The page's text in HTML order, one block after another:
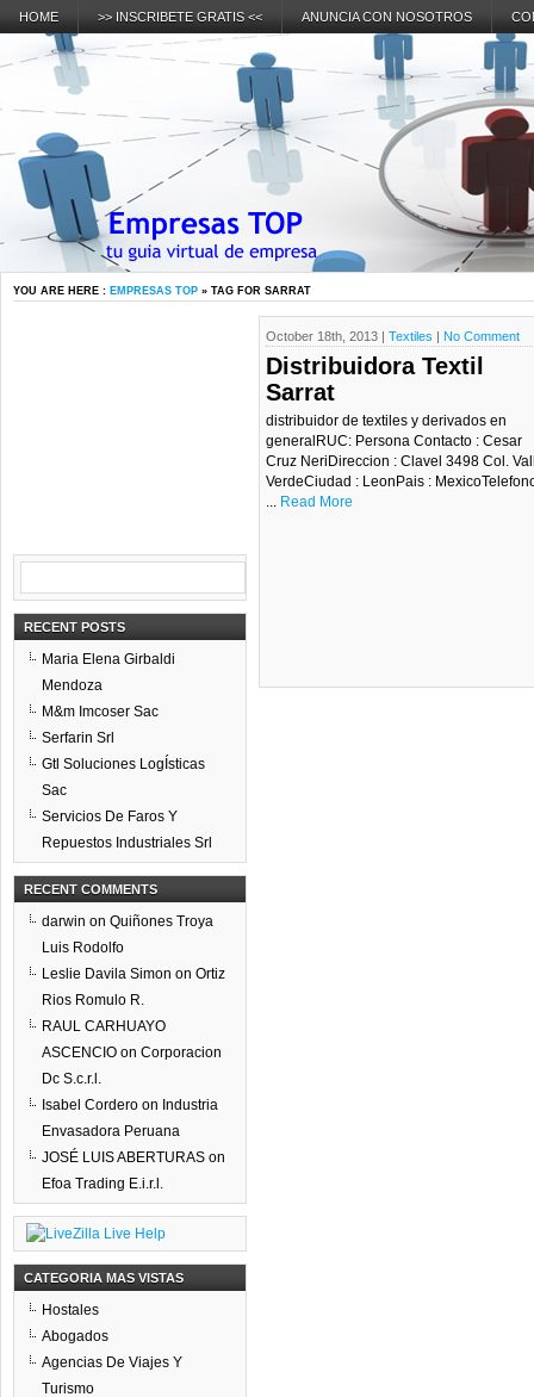
HOME >> INSCRIBETE GRATIS << ANUNCIA CON NOSOTROS
YOU ARE HERE : EMPRESAS TOP » TAG FOR SARRAT
October 18th, 2013 | Textiles | No Comment
Distribuidora Textil
Sarrat
distribuidor de textiles y derivados en
generalRUC: Persona Contacto : Cesar
Cruz NeriDireccion : Clavel 3498 Col.
VerdeCiudad : LeonPais :
... Read More
RECENT POSTS
Maria Elena Girbaldi
Mendoza
M&m Imcoser Sac
Serfarin Srl
Gtl Soluciones LogÍsticas
Sac
Servicios De Faros Y
Repuestos Industriales Srl
RECENT COMMENTS
darwin on Quiñones Troya
Luis Rodolfo
Leslie Davila Simon on Ortiz
Rios Romulo R.
RAUL CARHUAYO
ASCENCIO on Corporacion
Dc S.c.r.l.
Isabel Cordero on Industria
Envasadora Peruana
JOSÉ LUIS ABERTURAS on
Efoa Trading E.i.r.l.
CATEGORIA MAS VISTAS
Hostales
Abogados
Agencias De Viajes Y
Turismo